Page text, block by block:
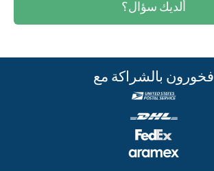
ألديك سؤال؟
فخورون بالشراكة مع